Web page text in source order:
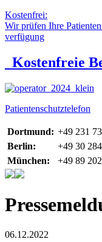
Kostenfrei:
Wir prüfen Ihre
verfügung
Kostenfreie
Patientenschutztelefon
Dortmund: +49 231
Berlin:
+49 30
München:
+49 89
06.12.2022